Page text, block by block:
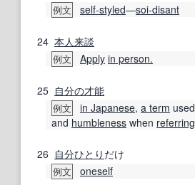
例文 self-styled―soi-disant
24 本人来談
例文 Apply in person.
25 自分の才能
例文 in Japanese, a term used
and humbleness when referring
26 自分ひとり だけ
例文 oneself